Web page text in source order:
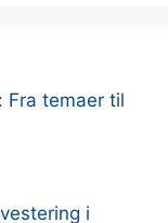
Fra temaer til
i